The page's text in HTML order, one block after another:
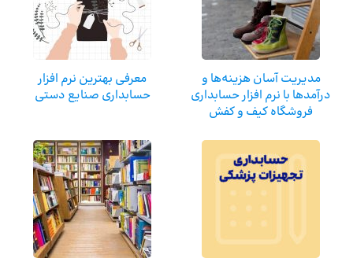
مدیریت آسان هزینه‌ها و
درآمدها با نرم افزار حسابداری
فروشگاه کیف و کفش
معرفی بهترین نرم افزار
حسابداری صنایع دستی